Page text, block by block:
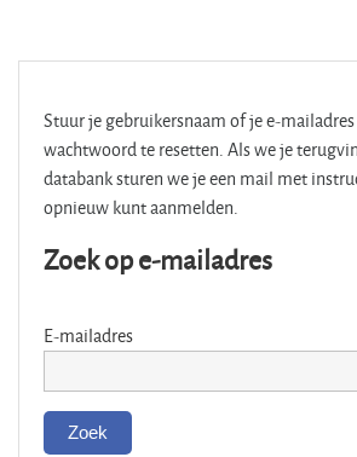
Stuur je gebruikersnaam of je e-
wachtwoord te resetten. Als we je
databank sturen we je een mail met
opnieuw kunt aanmelden.
Zoek op e-mailadres
E-mailadres